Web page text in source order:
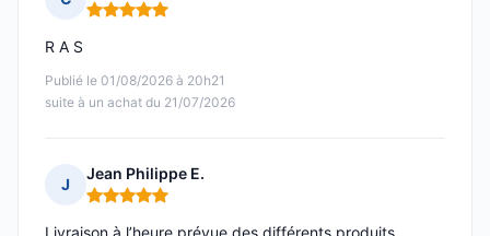
Note : 5 sur 5
Publié le 01/08/2026 à 20h21
suite à un achat du 21/07/2026
R A S
J
Jean Philippe E.
Note : 5 sur 5